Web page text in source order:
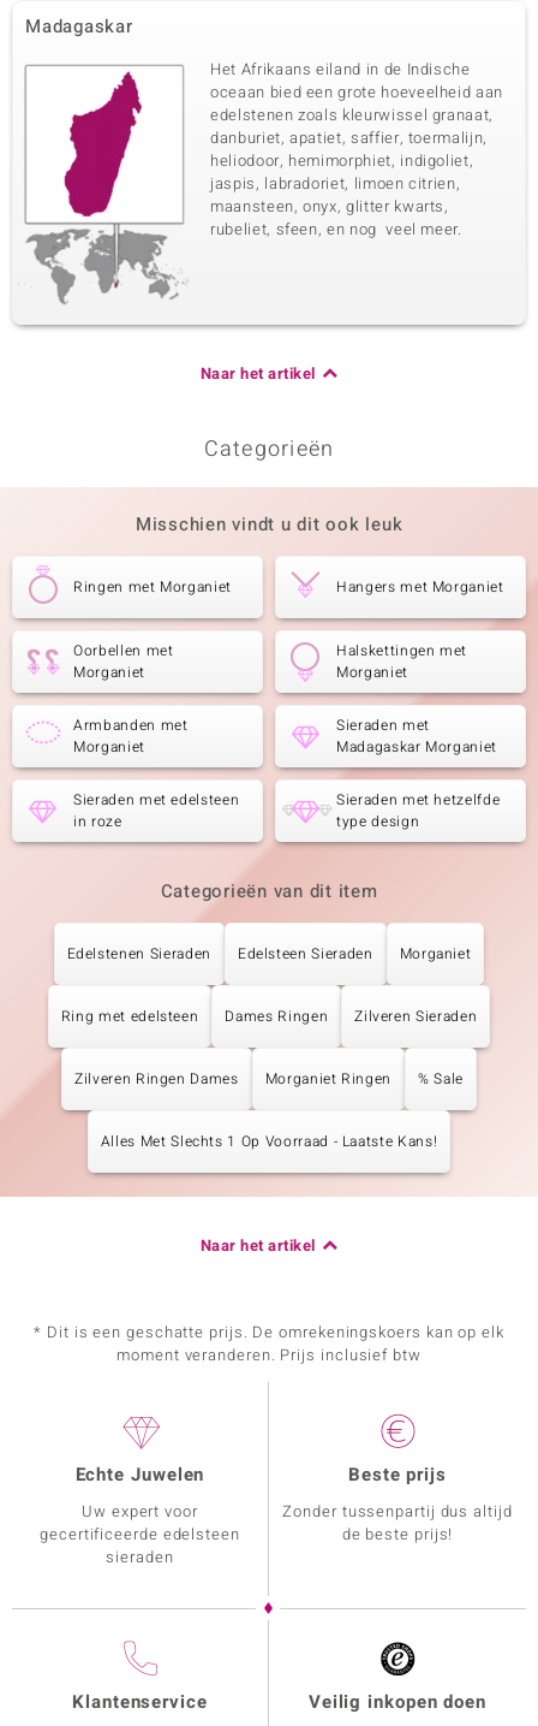
Madagaskar
Het Afrikaans eiland in de Indische
oceaan bied een grote hoeveelheid aan
edelstenen zoals kleurwissel granaat,
danburiet, apatiet, saffier, toermalijn,
heliodoor, hemimorphiet, indigoliet,
jaspis, labradoriet, limoen citrien,
maansteen, onyx, glitter kwarts,
rubeliet, sfeen, en nog veel meer.
Naar het artikel
Categorieën
Misschien vindt u dit ook leuk
Ringen met Morganiet Hangers met Morganiet
Oorbellen met
Morganiet
Halskettingen met
Morganiet
Armbanden met
Morganiet
Sieraden met
Madagaskar Morganiet
Sieraden met edelsteen
in roze
Sieraden met hetzelfde
type design
Categorieën van dit item
Edelstenen Sieraden Edelsteen Sieraden Morganiet
Ring met edelsteen Dames Ringen Zilveren Sieraden
Zilveren Ringen Dames Morganiet Ringen % Sale
Alles Met Slechts 1 Op Voorraad - Laatste Kans!
Naar het artikel
* Dit is een geschatte prijs. De omrekeningskoers kan op elk
moment veranderen. Prijs inclusief btw
Echte Juwelen
Uw expert voor
gecertificeerde edelsteen
sieraden
Beste prijs
Zonder tussenpartij dus altijd
de beste prijs!
Klantenservice Veilig inkopen doen